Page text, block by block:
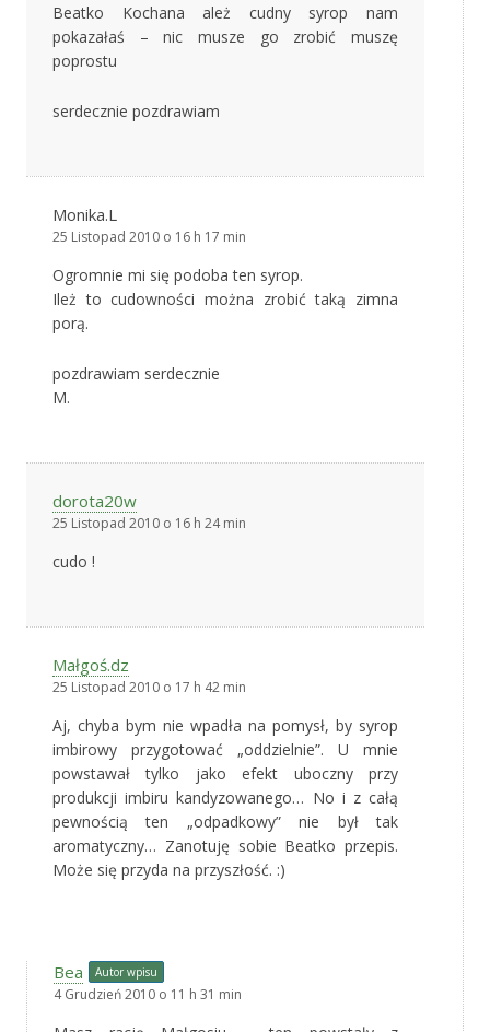
Beatko Kochana ależ cudny syrop nam
pokazałaś – nic musze go zrobić muszę
poprostu
serdecznie pozdrawiam
Monika.L
25 Listopad 2010 o 16 h 17 min
Ogromnie mi się podoba ten syrop.
Ileż to cudowności można zrobić taką zimna
porą.
pozdrawiam serdecznie
M.
dorota20w
25 Listopad 2010 o 16 h 24 min
cudo !
Małgoś.dz
25 Listopad 2010 o 17 h 42 min
Aj, chyba bym nie wpadła na pomysł, by syrop
imbirowy przygotować „oddzielnie”. U mnie
powstawał tylko jako efekt uboczny przy
produkcji imbiru kandyzowanego… No i z całą
pewnością ten „odpadkowy” nie był tak
aromatyczny… Zanotuję sobie Beatko przepis.
Może się przyda na przyszłość. :)
Bea Autor wpisu
4 Grudzień 2010 o 11 h 31 min